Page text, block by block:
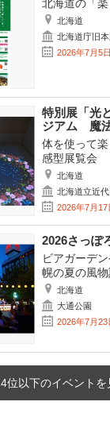
北海道の「
北海道
北海道庁旧本
2026年7月5
特別展「光
ジアム 魔
体を使って
感型展覧会
北海道
北海道立近
2026年7月
2026さっぽ
ビアガーデ
幌の夏の風
北海道
大通公園
2026年7月
4位以下のイベントを